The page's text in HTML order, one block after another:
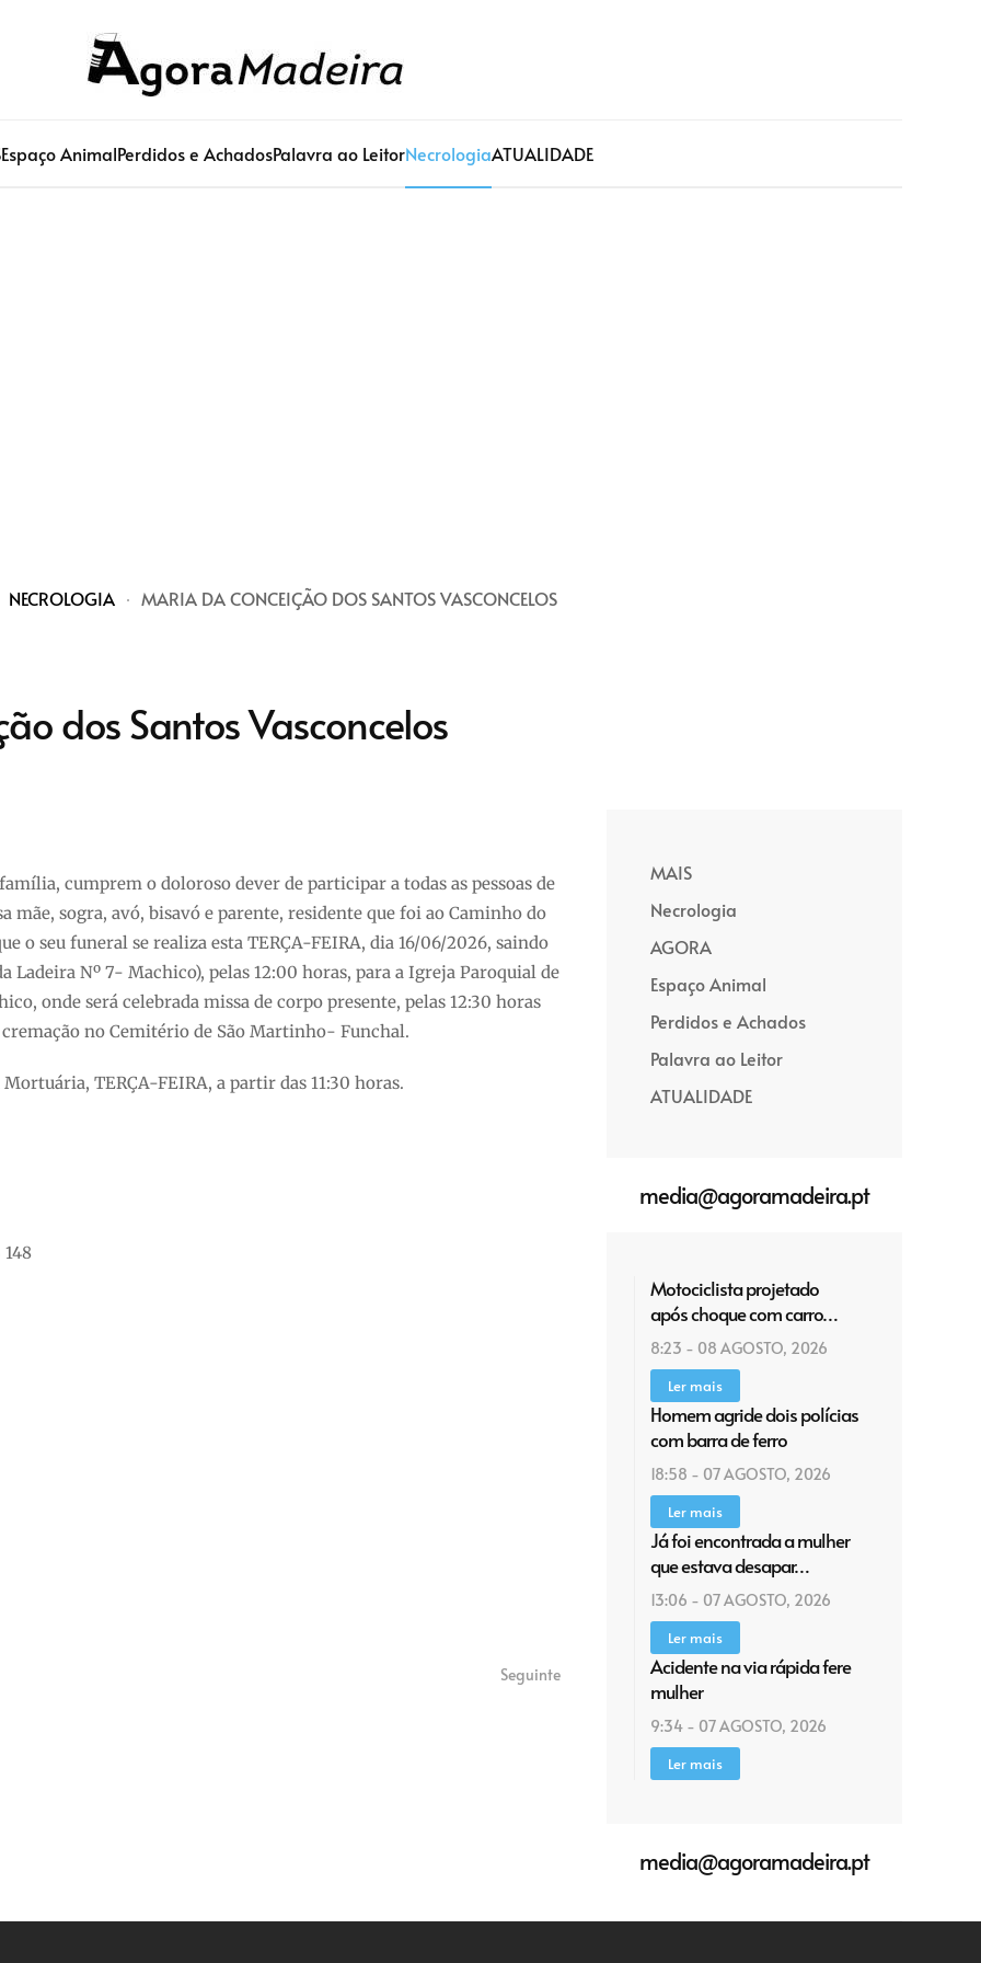
Espaço AnimalPerdidos e AchadosPalavra ao LeitorNecrologiaATUALIDADE
NECROLOGIA MARIA DA CONCEIÇÃO DOS SANTOS VASCONCELOS
dos Santos Vasconcelos
cumprem o doloroso dever de participar a todas as pessoas de
mãe, sogra, avó, bisavó e parente, residente que foi ao Caminho do
o seu funeral se realiza esta TERÇA-FEIRA, dia 16/06/2026, saindo
Ladeira Nº 7- Machico), pelas 12:00 horas, para a Igreja Paroquial de
onde será celebrada missa de corpo presente, pelas 12:30 horas
no Cemitério de São Martinho- Funchal.
TERÇA-FEIRA, a partir das 11:30 horas.
Seguinte
MAIS
Necrologia
AGORA
Espaço Animal
Perdidos e Achados
Palavra ao Leitor
ATUALIDADE
media@agoramadeira.pt
Motociclista projetado
após choque com carro…
8:23 - 08 AGOSTO, 2026
Ler mais
Homem agride dois polícias
com barra de ferro
18:58 - 07 AGOSTO, 2026
Ler mais
Já foi encontrada a mulher
que estava desapar…
13:06 - 07 AGOSTO, 2026
Ler mais
Acidente na via rápida fere
mulher
9:34 - 07 AGOSTO, 2026
Ler mais
media@agoramadeira.pt